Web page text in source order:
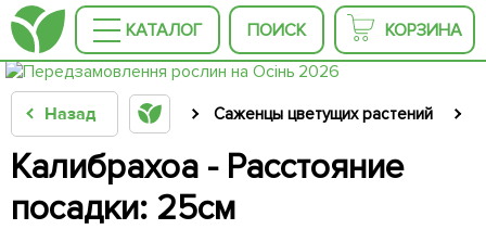
КАТАЛОГ ПОИСК КОРЗИНА
Назад Саженцы цветущих растений
Калибрахоа - Расстояние
посадки: 25см